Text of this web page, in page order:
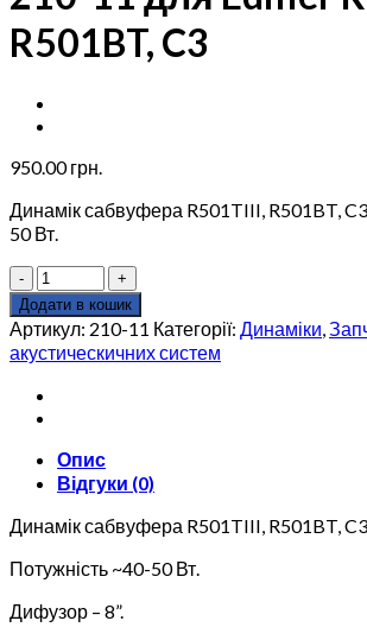
R501BT, C3
950.00грн.
Динамік сабвуфера R501TIII, R501BT,
50 Вт.
Динамік
сабвуфера
EDF
210-
11
для
Edifier
R501BT,
C3
Додати в кошик
Артикул: 210-11 Категорії: Динаміки,
акустическичних систем
Опис
Відгуки (0)
Динамік сабвуфера R501TIII, R501BT,
Потужність ~40-50 Вт.
Дифузор – 8”.